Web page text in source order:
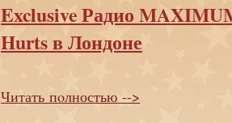
Exclusive Радио
Hurts в Лондоне
Читать пoлностью -->